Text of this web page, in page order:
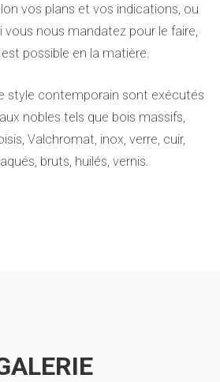
vos plans et vos indications, ou
vous nous mandatez pour le faire,
possible en la matière.
style contemporain sont exécutés
nobles tels que bois massifs,
Valchromat, inox, verre, cuir,
bruts, huilés, vernis.